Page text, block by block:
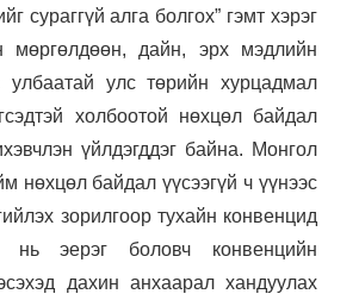
сураггүй алга болгох” гэмт хэрэг
мөргөлдөөн, дайн, эрх мэдлийн
улбаатай улс төрийн хурцадмал
холбоотой нөхцөл байдал
үйлдэгддэг байна. Монгол
нөхцөл байдал үүсээгүй ч үүнээс
зорилгоор тухайн конвенцид
нь эерэг боловч конвенцийн
дахин анхаарал хандуулах